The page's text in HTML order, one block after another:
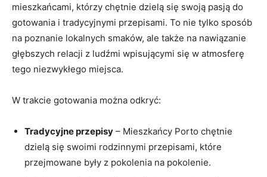
mieszkańcami, którzy​ chętnie dzielą się swoją pasją‍ do
gotowania i tradycyjnymi⁢ przepisami. To nie tylko sposób
⁤na poznanie lokalnych smaków, ale także⁣ na nawiązanie
głębszych‌ relacji z ludźmi wpisującymi się w atmosferę
‌tego‌ niezwykłego miejsca.
W ​trakcie gotowania można odkryć:
Tradycyjne przepisy – Mieszkańcy Porto⁢ chętnie
dzielą się swoimi rodzinnymi przepisami, które
przejmowane były z pokolenia na pokolenie.